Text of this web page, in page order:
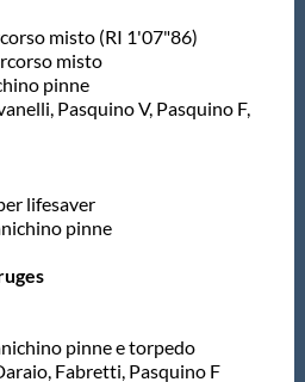
misto (RI 1'07"86)
misto
pinne
Pasquino V, Pasquino F,
lifesaver
pinne
pinne e torpedo
Fabretti, Pasquino F